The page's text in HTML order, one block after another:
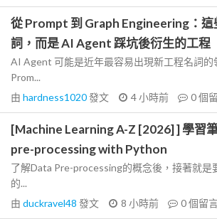
從 Prompt 到 Graph Engineering：這
詞，而是 AI Agent 踩坑後衍生的工程
AI Agent 可能是近年最容易出現新工程名詞的
Prom...
由 hardness1020發文 4 小時前 0個
[Machine Learning A-Z [2026] ] 學習
pre-processing with Python
了解Data Pre-processing的概念後，接著就是
的...
由 duckravel48 發文 8 小時前 0個留